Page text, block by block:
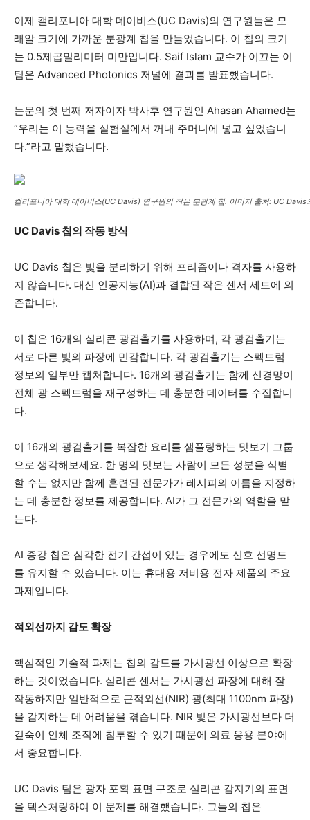
이제 캘리포니아 대학 데이비스(UC Davis)의 연구원들은 모
래알 크기에 가까운 분광계 칩을 만들었습니다. 이 칩의 크기
는 0.5제곱밀리미터 미만입니다. Saif Islam 교수가 이끄는 이
팀은 Advanced Photonics 저널에 결과를 발표했습니다.
논문의 첫 번째 저자이자 박사후 연구원인 Ahasan Ahamed는
“우리는 이 능력을 실험실에서 꺼내 주머니에 넣고 싶었습니
다.”라고 말했습니다.
캘리포니아 대학 데이비스(UC Davis) 연구원의 작은 분광계 칩. 이미지 출처: UC
UC Davis 칩의 작동 방식
UC Davis 칩은 빛을 분리하기 위해 프리즘이나 격자를 사용하
지 않습니다. 대신 인공지능(AI)과 결합된 작은 센서 세트에 의
존합니다.
이 칩은 16개의 실리콘 광검출기를 사용하며, 각 광검출기는
서로 다른 빛의 파장에 민감합니다. 각 광검출기는 스펙트럼
정보의 일부만 캡처합니다. 16개의 광검출기는 함께 신경망이
전체 광 스펙트럼을 재구성하는 데 충분한 데이터를 수집합니
다.
이 16개의 광검출기를 복잡한 요리를 샘플링하는 맛보기 그룹
으로 생각해보세요. 한 명의 맛보는 사람이 모든 성분을 식별
할 수는 없지만 함께 훈련된 전문가가 레시피의 이름을 지정하
는 데 충분한 정보를 제공합니다. AI가 그 전문가의 역할을 맡
는다.
AI 증강 칩은 심각한 전기 간섭이 있는 경우에도 신호 선명도
를 유지할 수 있습니다. 이는 휴대용 저비용 전자 제품의 주요
과제입니다.
적외선까지 감도 확장
핵심적인 기술적 과제는 칩의 감도를 가시광선 이상으로 확장
하는 것이었습니다. 실리콘 센서는 가시광선 파장에 대해 잘
작동하지만 일반적으로 근적외선(NIR) 광(최대 1100nm 파장)
을 감지하는 데 어려움을 겪습니다. NIR 빛은 가시광선보다 더
깊숙이 인체 조직에 침투할 수 있기 때문에 의료 응용 분야에
서 중요합니다.
UC Davis 팀은 광자 포획 표면 구조로 실리콘 감지기의 표면
을 텍스처링하여 이 문제를 해결했습니다. 그들의 칩은